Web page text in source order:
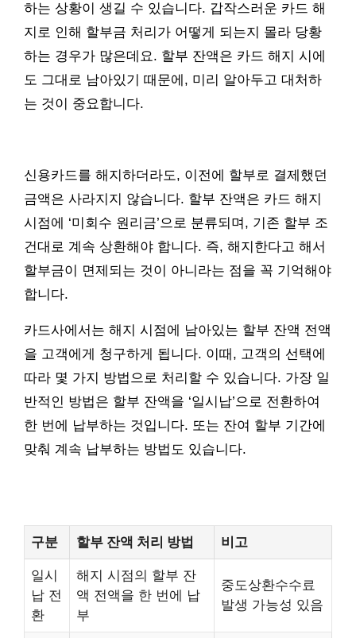
하는 상황이 생길 수 있습니다. 갑작스러운 카드 해
지로 인해 할부금 처리가 어떻게 되는지 몰라 당황
하는 경우가 많은데요. 할부 잔액은 카드 해지 시에
도 그대로 남아있기 때문에, 미리 알아두고 대처하
는 것이 중요합니다.
신용카드를 해지하더라도, 이전에 할부로 결제했던
금액은 사라지지 않습니다. 할부 잔액은 카드 해지
시점에 ‘미회수 원리금’으로 분류되며, 기존 할부 조
건대로 계속 상환해야 합니다. 즉, 해지한다고 해서
할부금이 면제되는 것이 아니라는 점을 꼭 기억해야
합니다.
카드사에서는 해지 시점에 남아있는 할부 잔액 전액
을 고객에게 청구하게 됩니다. 이때, 고객의 선택에
따라 몇 가지 방법으로 처리할 수 있습니다. 가장 일
반적인 방법은 할부 잔액을 ‘일시납’으로 전환하여
한 번에 납부하는 것입니다. 또는 잔여 할부 기간에
맞춰 계속 납부하는 방법도 있습니다.
구분 할부 잔액 처리 방법 비고
일시
납 전
환
해지 시점의 할부 잔
액 전액을 한 번에 납
부
중도상환수수료
발생 가능성 있음